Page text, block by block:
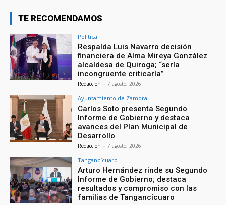
TE RECOMENDAMOS
Política
Respalda Luis Navarro decisión
financiera de Alma Mireya González
alcaldesa de Quiroga; “sería
incongruente criticarla”
Redacción - 7 agosto, 2026
Ayuntamiento de Zamora
Carlos Soto presenta Segundo
Informe de Gobierno y destaca
avances del Plan Municipal de
Desarrollo
Redacción - 7 agosto, 2026
Tangancícuaro
Arturo Hernández rinde su Segundo
Informe de Gobierno; destaca
resultados y compromiso con las
familias de Tangancícuaro